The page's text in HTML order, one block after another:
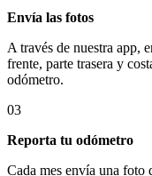
Envía las fotos
A través de nuestra app,
frente, parte trasera y
odómetro.
03
Reporta tu odómetro
Cada mes envía una foto